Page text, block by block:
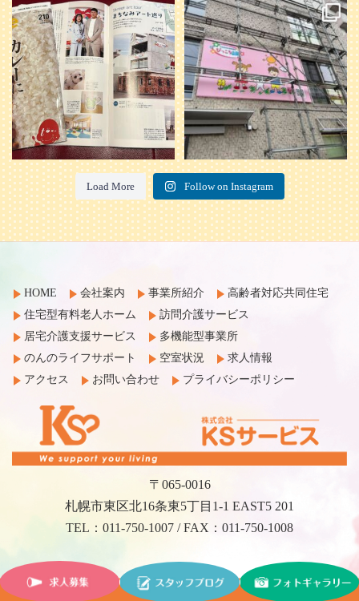
本日発売のオトンvol.210号に掲載さ
れました！...
28 1
『ぴっころ山鼻』オープンに向けて
準備が着々と進んでいます。
皆さんお楽しみに〜
...
26 0
Load More Follow on Instagram
HOME 会社案内 事業所紹介
高齢者対応共同住宅
住宅型有料老人ホーム
訪問介護サービス
居宅介護支援サービス
多機能型事業所
のんのライフサポート
空室状況
求人情報
アクセス
お問い合わせ プライバシーポリシー
〒065-0016
札幌市東区北16条東5丁目1-1 EAST5 201
TEL：011-750-1007 / FAX：011-750-1008
©2017 KS Service